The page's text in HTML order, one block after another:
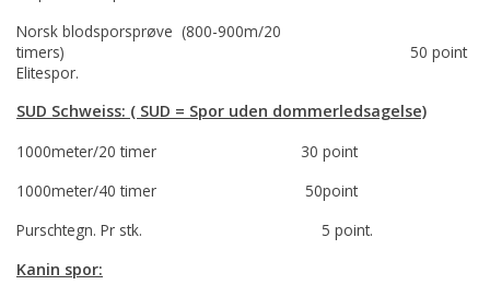
Norsk blodsporsprøve (800-900m/20
timers) 50 point
Elitespor.
SUD Schweiss: ( SUD = Spor uden dommerledsagelse)
1000meter/20 timer 30 point
1000meter/40 timer 50point
Purschtegn. Pr stk. 5 point.
Kanin spor: